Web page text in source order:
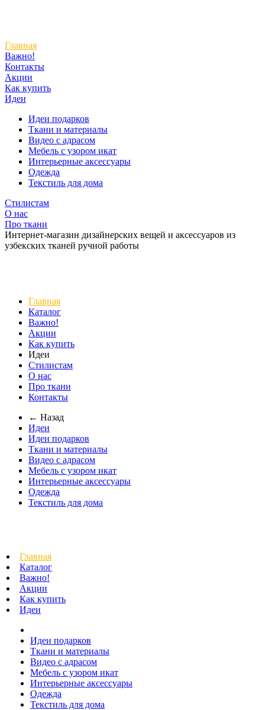
Главная
Важно!
Контакты
Акции
Как купить
Идеи
Идеи подарков
Ткани и материалы
Видео с адрасом
Мебель с узором икат
Интерьерные аксессуары
Одежда
Текстиль для дома
Стилистам
О нас
Про ткани
Интернет-магазин дизайнерских вещей и аксессуаров из
узбекских тканей ручной работы
Главная
Каталог
Важно!
Акции
Как купить
Идеи
Стилистам
О нас
Про ткани
Контакты
← Назад
Идеи
Идеи подарков
Ткани и материалы
Видео с адрасом
Мебель с узором икат
Интерьерные аксессуары
Одежда
Текстиль для дома
Главная
Каталог
Важно!
Акции
Как купить
Идеи
Идеи подарков
Ткани и материалы
Видео с адрасом
Мебель с узором икат
Интерьерные аксессуары
Одежда
Текстиль для дома